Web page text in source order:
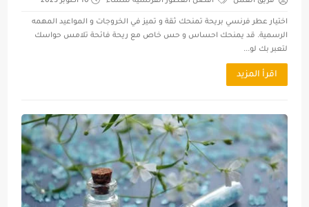
اختيار عطر فرنسي بريحة تمنحك ثقة و تميز في الخروجات و المواعيد المهمه
الرسمية. قد يمنحك احساس و حس خاص مع ريحة فائحة تلامس حواسك
لتعبر بك لو...
اقرأ المزيد